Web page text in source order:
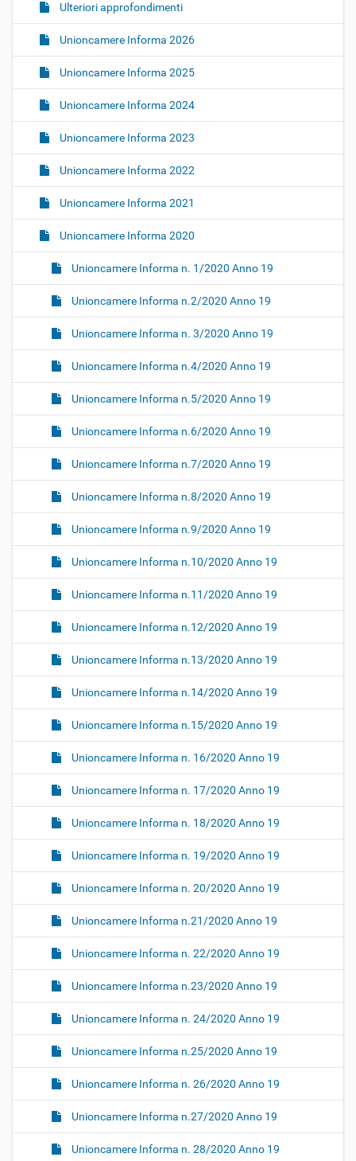
i
n
Ulteriori approfondimenti
Unioncamere Informa 2026
Unioncamere Informa 2025
Unioncamere Informa 2024
Unioncamere Informa 2023
Unioncamere Informa 2022
Unioncamere Informa 2021
Unioncamere Informa 2020
Unioncamere Informa n. 1/2020 Anno 19
Unioncamere Informa n.2/2020 Anno 19
Unioncamere Informa n. 3/2020 Anno 19
Unioncamere Informa n.4/2020 Anno 19
Unioncamere Informa n.5/2020 Anno 19
Unioncamere Informa n.6/2020 Anno 19
Unioncamere Informa n.7/2020 Anno 19
Unioncamere Informa n.8/2020 Anno 19
Unioncamere Informa n.9/2020 Anno 19
Unioncamere Informa n.10/2020 Anno 19
Unioncamere Informa n.11/2020 Anno 19
Unioncamere Informa n.12/2020 Anno 19
Unioncamere Informa n.13/2020 Anno 19
Unioncamere Informa n.14/2020 Anno 19
Unioncamere Informa n.15/2020 Anno 19
Unioncamere Informa n. 16/2020 Anno 19
Unioncamere Informa n. 17/2020 Anno 19
Unioncamere Informa n. 18/2020 Anno 19
Unioncamere Informa n. 19/2020 Anno 19
Unioncamere Informa n. 20/2020 Anno 19
Unioncamere Informa n.21/2020 Anno 19
Unioncamere Informa n. 22/2020 Anno 19
Unioncamere Informa n.23/2020 Anno 19
Unioncamere Informa n. 24/2020 Anno 19
Unioncamere Informa n.25/2020 Anno 19
Unioncamere Informa n. 26/2020 Anno 19
Unioncamere Informa n.27/2020 Anno 19
Unioncamere Informa n. 28/2020 Anno 19